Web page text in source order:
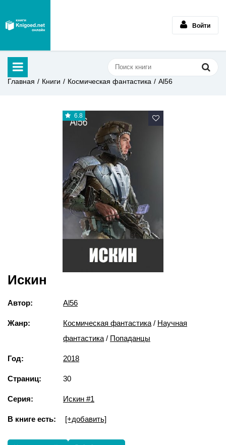
Войти
Главная Книги Космическая фантастика Al56
6.8
Искин
Автор: Al56
Жанр: Космическая фантастика / Научная
фантастика / Попаданцы
Год: 2018
Страниц: 30
Серия: Искин #1
В книге есть: [+добавить]